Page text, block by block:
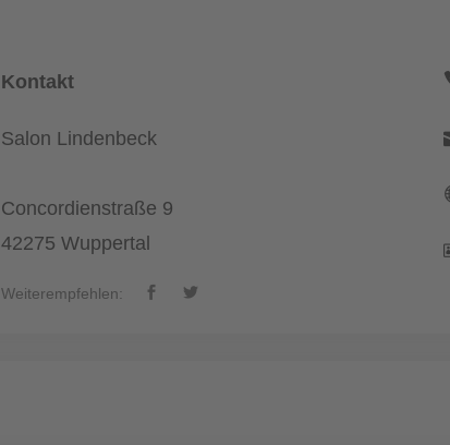
Kontakt
Salon Lindenbeck
Concordienstraße 9
42275 Wuppertal
Weiterempfehlen: